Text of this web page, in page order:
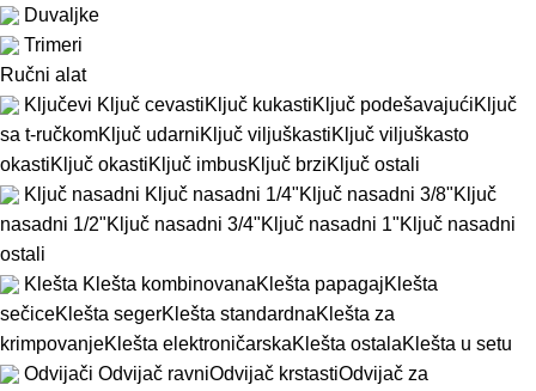
Duvaljke
Trimeri
Ručni alat
Ključevi Ključ cevastiKljuč kukastiKljuč podešavajućiKljuč
sa t-ručkomKljuč udarniKljuč viljuškastiKljuč viljuškasto
okastiKljuč okastiKljuč imbusKljuč brziKljuč ostali
Ključ nasadni Ključ nasadni 1/4"Ključ nasadni 3/8"Ključ
nasadni 1/2"Ključ nasadni 3/4"Ključ nasadni 1"Ključ nasadni
ostali
Klešta Klešta kombinovanaKlešta papagajKlešta
sečiceKlešta segerKlešta standardnaKlešta za
krimpovanjeKlešta elektroničarskaKlešta ostalaKlešta u setu
Odvijači Odvijač ravniOdvijač krstastiOdvijač za